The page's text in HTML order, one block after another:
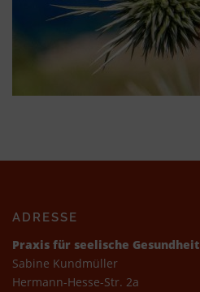
ADRESSE
Praxis für seelische Gesundheit
Sabine Kundmüller
Hermann-Hesse-Str. 2a